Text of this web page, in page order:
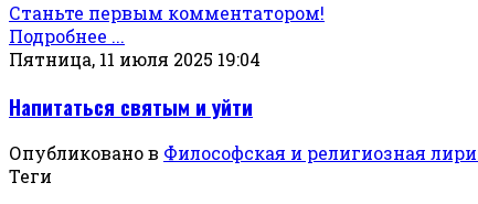
Станьте первым комментатором!
Подробнее ...
Пятница, 11 июля 2025 19:04
Напитаться святым и уйти
Опубликовано в Философская и религиозная
Теги